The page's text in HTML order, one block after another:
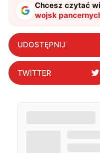
Chcesz czytać
wojsk
oczach.
czołgach?"?
UDOSTĘPNIJ
TWITTER